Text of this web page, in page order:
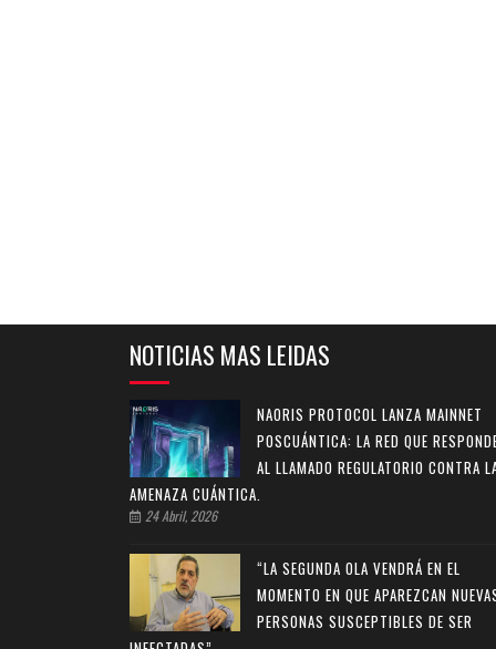
NOTICIAS MAS LEIDAS
NAORIS PROTOCOL LANZA MAINNET
POSCUÁNTICA: LA RED QUE
AL LLAMADO REGULATORIO CONTRA
AMENAZA CUÁNTICA.
24 Abril, 2026
“LA SEGUNDA OLA VENDRÁ EN EL
MOMENTO EN QUE APAREZCAN
PERSONAS SUSCEPTIBLES DE SER